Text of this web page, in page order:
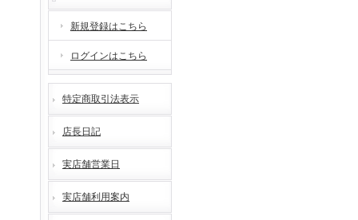
新規登録はこちら
ログインはこちら
特定商取引法表示
店長日記
実店舗営業日
実店舗利用案内